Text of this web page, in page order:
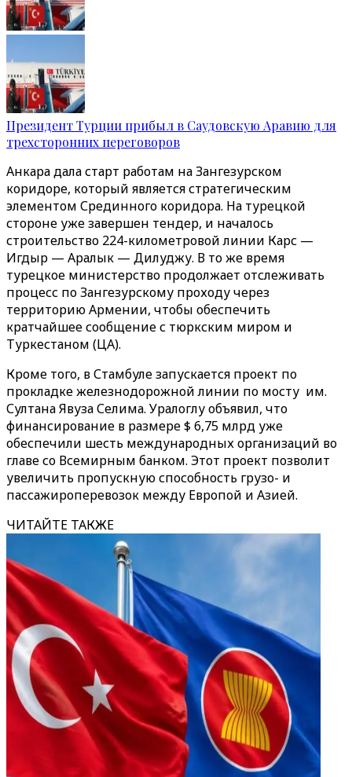
Президент Турции прибыл в Саудовскую Аравию для
трехсторонних переговоров
Анкара дала старт работам на Зангезурском
коридоре, который является стратегическим
элементом Срединного коридора. На турецкой
стороне уже завершен тендер, и началось
строительство 224-километровой линии Карс —
Игдыр — Аралык — Дилуджу. В то же время
турецкое министерство продолжает отслеживать
процесс по Зангезурскому проходу через
территорию Армении, чтобы обеспечить
кратчайшее сообщение с тюркским миром и
Туркестаном (ЦА).
Кроме того, в Стамбуле запускается проект по
прокладке железнодорожной линии по мосту им.
Султана Явуза Селима. Уралоглу объявил, что
финансирование в размере $ 6,75 млрд уже
обеспечили шесть международных организаций во
главе со Всемирным банком. Этот проект позволит
увеличить пропускную способность грузо- и
пассажироперевозок между Европой и Азией.
ЧИТАЙТЕ ТАКЖЕ